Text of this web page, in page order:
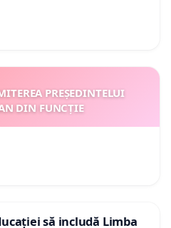
PREȘEDINTELUI
DIN FUNCȚIE
să includă Limba